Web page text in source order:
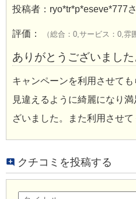
投稿者： ryo*tr*p*eseve*777
評価： （総合：0,サービス：0,雰
ありがとうございました
キャンペーンを利用させても
見違えるように綺麗になり
ざいました。また利用させて
クチコミを投稿する